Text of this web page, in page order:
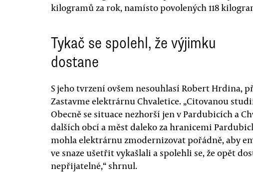
kilogramů za rok, namísto povolených 118
Tykač se spolehl, že výjimku
dostane
S jeho tvrzení ovšem nesouhlasí Robert Hrdina,
Zastavme elektrárnu Chvaletice. „Citovanou
Obecně se situace nezhorší jen v Pardubicích a
dalších obcí a měst daleko za hranicemi
mohla elektrárnu zmodernizovat pořádně, aby
ve snaze ušetřit vykašlali a spolehli se, že opět
nepřijatelné,“ shrnul.